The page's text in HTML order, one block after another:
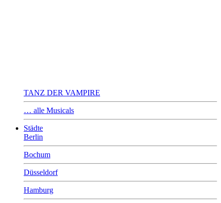
TANZ DER VAMPIRE
… alle Musicals
Städte
Berlin
Bochum
Düsseldorf
Hamburg